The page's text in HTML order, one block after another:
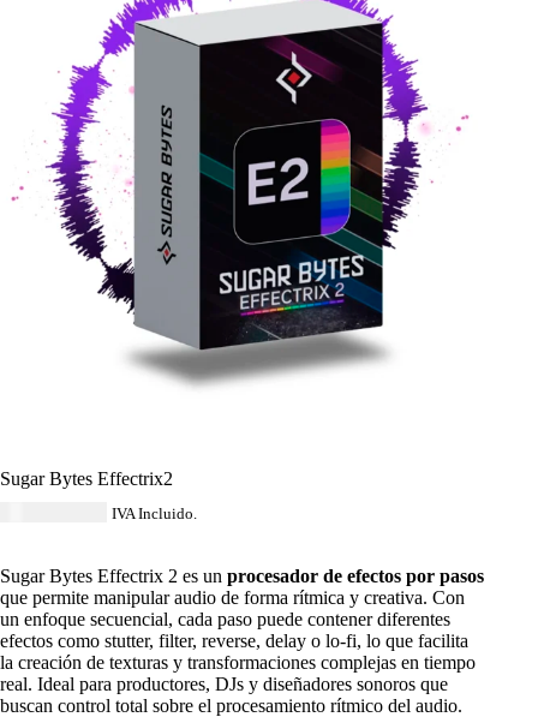
Sugar Bytes Effectrix2
IVA Incluido.
Sugar Bytes Effectrix 2 es un procesador de efectos por pasos
que permite manipular audio de forma rítmica y creativa. Con
un enfoque secuencial, cada paso puede contener diferentes
efectos como stutter, filter, reverse, delay o lo-fi, lo que facilita
la creación de texturas y transformaciones complejas en tiempo
real. Ideal para productores, DJs y diseñadores sonoros que
buscan control total sobre el procesamiento rítmico del audio.